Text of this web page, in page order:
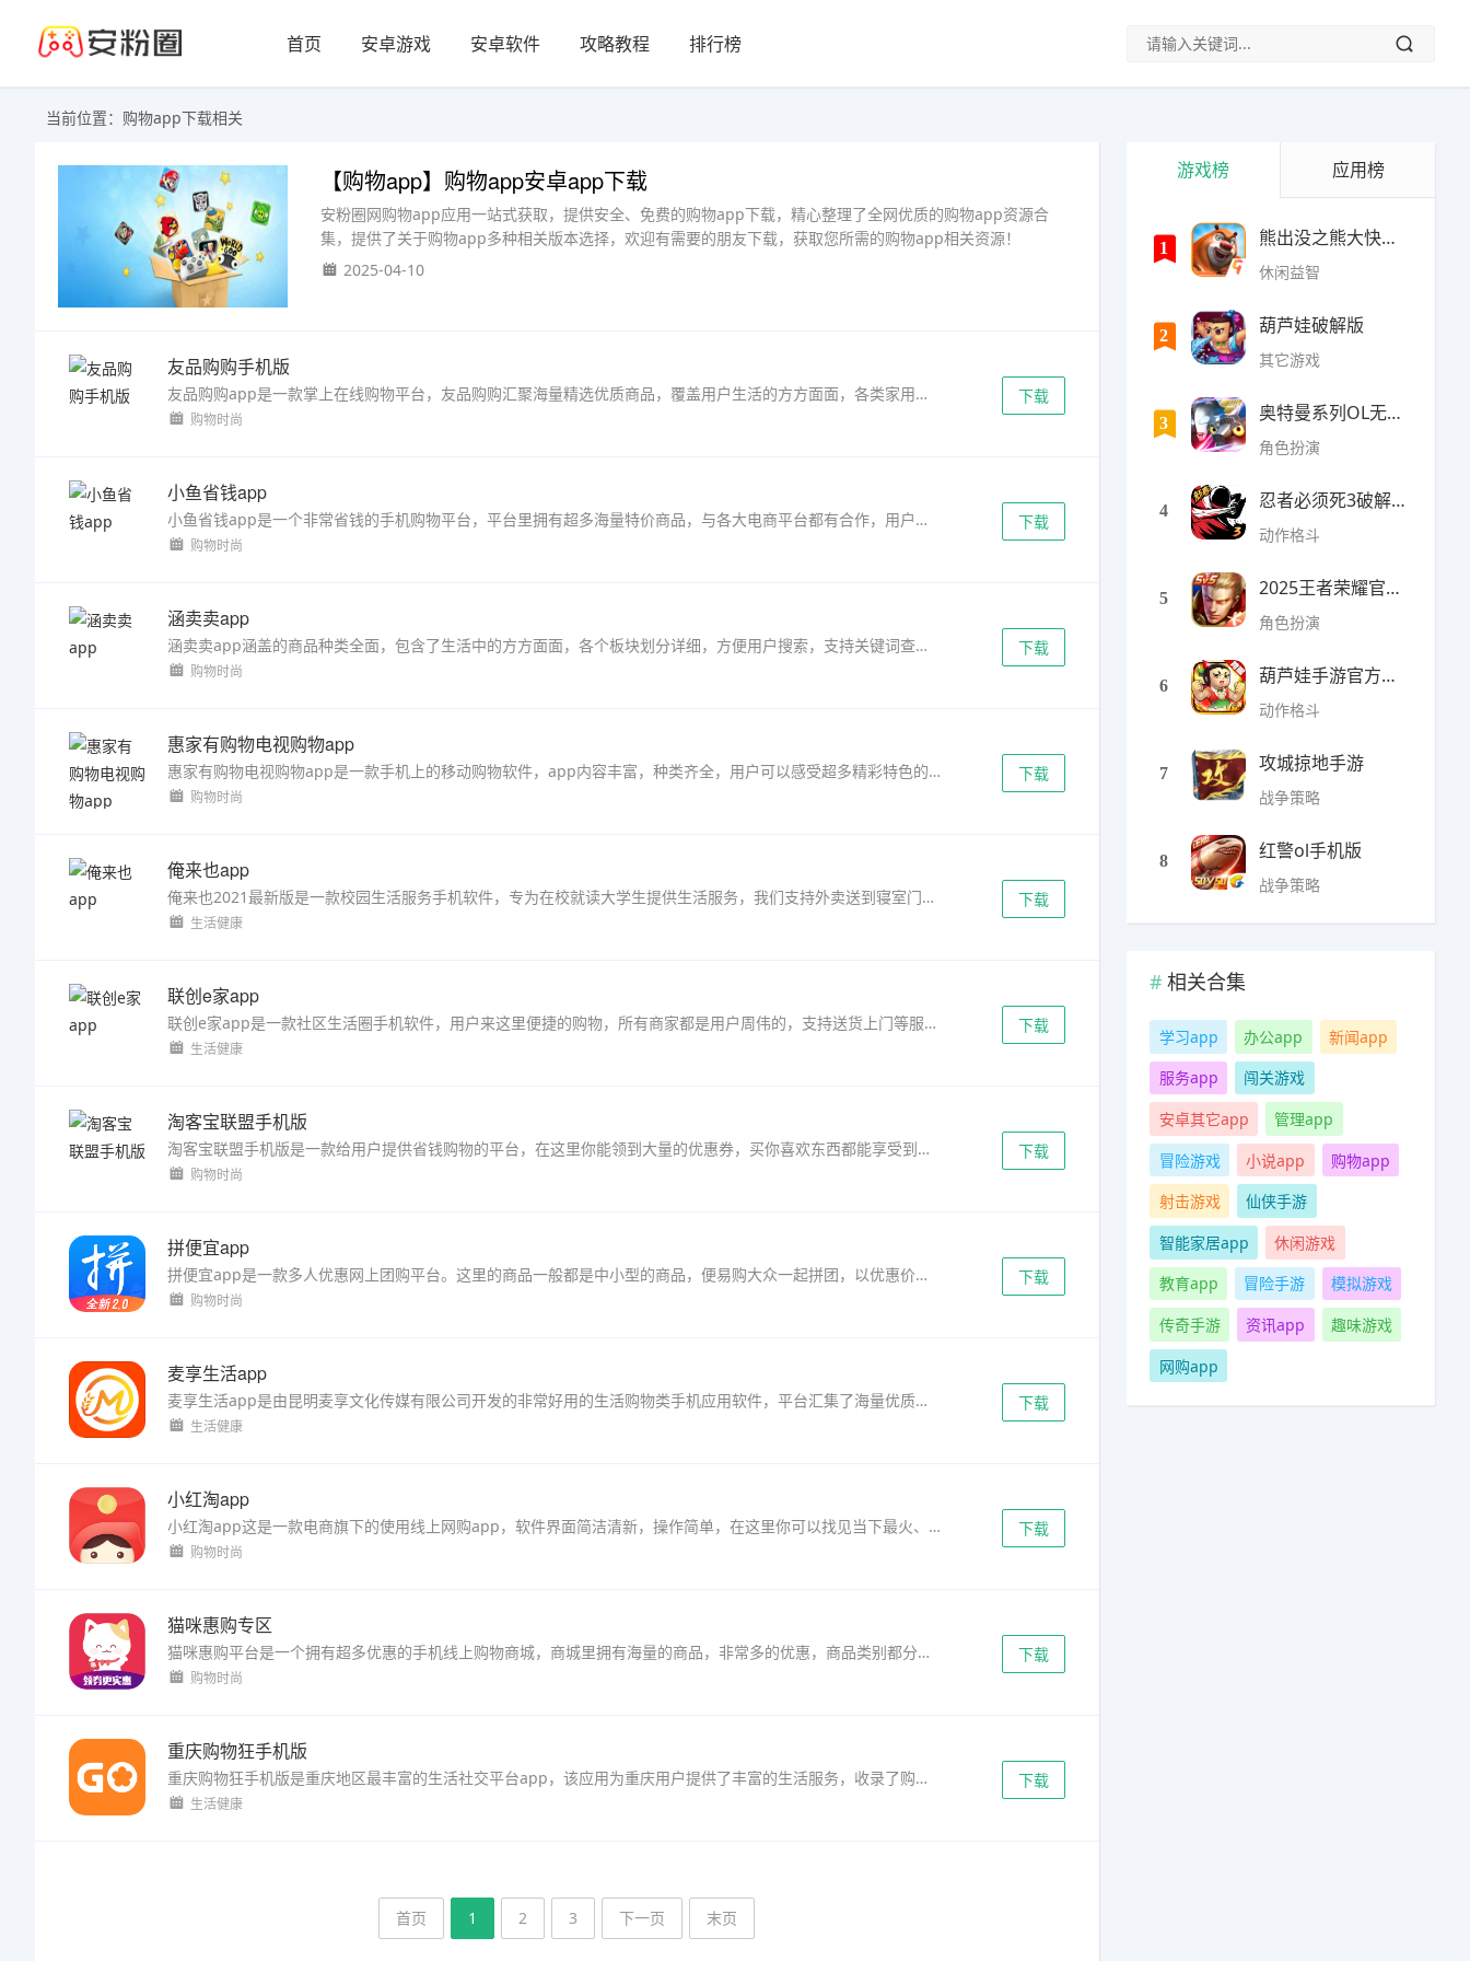
首页 安卓游戏 安卓软件 攻略教程 排行榜
当前位置：购物app下载相关
【购物app】购物app安卓app下载
安粉圈网购物app应用一站式获取，提供安全、免费的购物app下载，精心整理了全网优质的购物app资源合
集，提供了关于购物app多种相关版本选择，欢迎有需要的朋友下载，获取您所需的购物app相关资源！
2025-04-10
友品购购手机版
友品购购app是一款掌上在线购物平台，友品购购汇聚海量精选优质商品，覆盖用户生活的方方面面，各类家用物品、服装、化妆品等众多商品，在线搜索还有各类优惠活动，海外直销，...
购物时尚
下载
小鱼省钱app
小鱼省钱app是一个非常省钱的手机购物平台，平台里拥有超多海量特价商品，与各大电商平台都有合作，用户可以将其他平台的宝贝标题复制过来就可以进行搜索领券啦，能够省下不少...
购物时尚
下载
涵卖卖app
涵卖卖app涵盖的商品种类全面，包含了生活中的方方面面，各个板块划分详细，方便用户搜索，支持关键词查找商品，所有商品优质严选，让大家消费有保障，快来体验一下吧！涵卖卖...
购物时尚
下载
惠家有购物电视购物app
惠家有购物电视购物app是一款手机上的移动购物软件，app内容丰富，种类齐全，用户可以感受超多精彩特色的软件内容，享受无穷的动作冒险体验，整个游戏内容十分精彩，喜欢的朋友...
购物时尚
下载
俺来也app
俺来也2021最新版是一款校园生活服务手机软件，专为在校就读大学生提供生活服务，我们支持外卖送到寝室门口的贴心服务，随时随地为学生忒新服务，各种生活用品不用去超市购买这...
生活健康
下载
联创e家app
联创e家app是一款社区生活圈手机软件，用户来这里便捷的购物，所有商家都是用户周伟的，支持送货上门等服务，用户需要实名注册得到管理才能进入社区圈子进行聊天交友，同时很多...
生活健康
下载
淘客宝联盟手机版
淘客宝联盟手机版是一款给用户提供省钱购物的平台，在这里你能领到大量的优惠券，买你喜欢东西都能享受到最哈好的福利，无论什么商品都能给予你最大的返利，非常的实用，还能...
购物时尚
下载
拼便宜app
拼便宜app是一款多人优惠网上团购平台。这里的商品一般都是中小型的商品，便易购大众一起拼团，以优惠价拿到商品，而且还能够给你送货上门，正品便宜商品随意就在拼便宜。快来...
购物时尚
下载
麦享生活app
麦享生活app是由昆明麦享文化传媒有限公司开发的非常好用的生活购物类手机应用软件，平台汇集了海量优质的品牌商品，种类非常的丰富，用户通过手机就可以在线浏览阅读，非常的...
生活健康
下载
小红淘app
小红淘app这是一款电商旗下的使用线上网购app，软件界面简洁清新，操作简单，在这里你可以找见当下最火、最潮流的衣物、饰品、化妆品，更有海量商家不定期的推送、分发红包，让...
购物时尚
下载
猫咪惠购专区
猫咪惠购平台是一个拥有超多优惠的手机线上购物商城，商城里拥有海量的商品，非常多的优惠，商品类别都分的非常细致，商城里还分有折扣好物抢购和限时秒杀等活动，非常的划算...
购物时尚
下载
重庆购物狂手机版
重庆购物狂手机版是重庆地区最丰富的生活社交平台app，该应用为重庆用户提供了丰富的生活服务，收录了购物、缴费、出行等众多服务功能！感兴趣的用户快来下载吧！重庆购物狂最...
生活健康
下载
首页 1 2 3 下一页 末页
游戏榜 应用榜
1 熊出没之熊大快跑内购破
休闲益智
2 葫芦娃破解版
其它游戏
3 奥特曼系列OL无限光元(9
角色扮演
4 忍者必须死3破解版无限勾
动作格斗
5 2025王者荣耀官方全服版本
角色扮演
6 葫芦娃手游官方最新版
动作格斗
7 攻城掠地手游
战争策略
8 红警ol手机版
战争策略
相关合集
学习app 办公app
新闻app
服务app
闯关游戏
安卓其它app
管理app
冒险游戏
小说app
购物app
射击游戏
仙侠手游
智能家居app
休闲游戏
教育app
冒险手游
模拟游戏
传奇手游
资讯app
趣味游戏
网购app